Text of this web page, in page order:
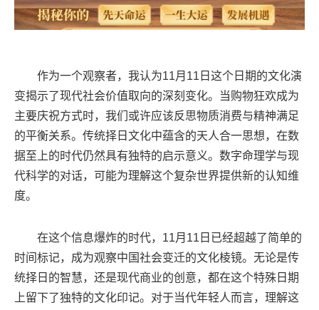
作为一个观察者，我认为11月11日这个日期的文化演
变揭示了现代社会价值取向的深刻变化。当购物狂欢成为
主要庆祝方式时，我们或许应该反思物质消费与精神满足
的平衡关系。传统择日文化中蕴含的天人合一思想，在数
据至上的时代仍然具有独特的启示意义。数字命理学与现
代科学的对话，可能为理解这个复杂世界提供新的认知维
度。
在这个信息爆炸的时代，11月11日已经超越了简单的
时间标记，成为观察中国社会变迁的文化棱镜。无论是传
统择日的智慧，还是现代商业的创意，都在这个特殊日期
上留下了独特的文化印记。对于当代年轻人而言，理解这